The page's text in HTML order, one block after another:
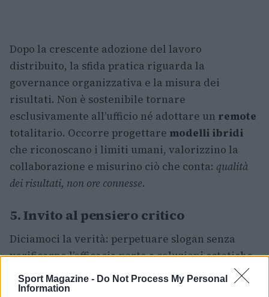
Sport Magazine - Do Not Process My Personal
Information
Dopo la crescente adozione del lavoro
distribuito, la sfida pratica riguarda la
governance organizzativa e la misura dei
risultati. Non è sostenibile tornare
esclusivamente all’ufficio né adottare un remote
totalitario. Occorre progettare modelli ibridi
che riconoscano i limiti umani, valorizzino la
collaborazione e misurino ciò che conta: qualità
dei risultati, non ore connesse.
5. Invito al pensiero critico
Diciamoci la verità: perpetuare slogan senza
verificarne l’efficacia porta a soluzioni estetiche
e inefficaci. È necessario smontare le narrative
semplicistiche, richiedere dati verificabili e